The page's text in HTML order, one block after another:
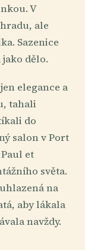
V
ale
Sazenice
dělo.
elegance a
tahali
do
salon v Port
et
světa.
na
aby lákala
navždy.